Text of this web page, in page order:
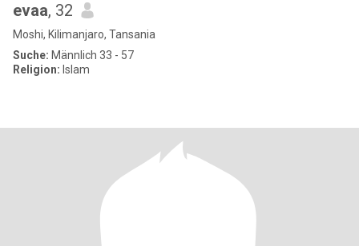
evaa, 32
Moshi, Kilimanjaro, Tansania
Suche: Männlich 33 - 57
Religion: Islam